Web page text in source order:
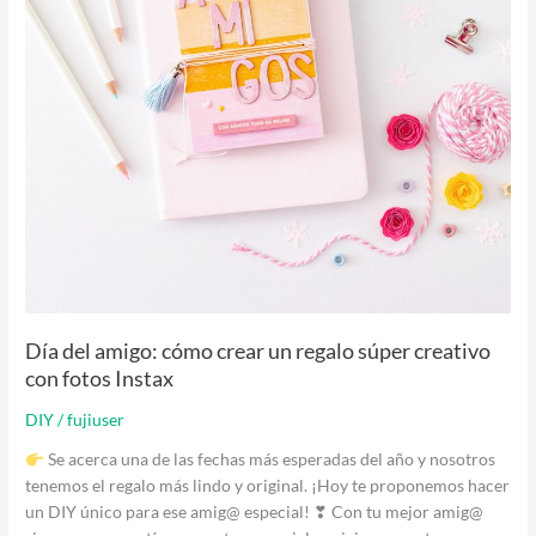
Día del amigo: cómo crear un regalo súper creativo
con fotos Instax
DIY/fujiuser
Se acerca una de las fechas más esperadas del año y nosotros
tenemos el regalo más lindo y original. ¡Hoy te proponemos hacer
un DIY único para ese amig@ especial! ❣ Con tu mejor amig@
súper
creativo